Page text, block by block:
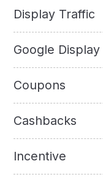
Display Traffic
Google Display
Coupons
Cashbacks
Incentive